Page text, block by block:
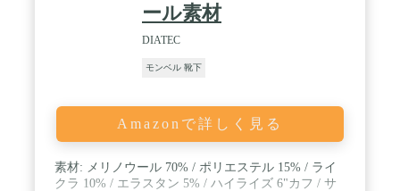
ール素材
DIATEC
モンベル 靴下
Amazonで詳しく見る
素材: メリノウール 70% / ポリエステル 15% / ライ
クラ 10% / エラスタン 5% / ハイライズ 6"カフ / サ